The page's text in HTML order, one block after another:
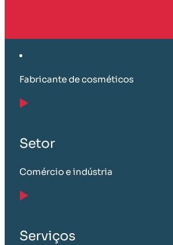
Fabricante de cosméticos
Setor
Comércio e indústria
Serviços